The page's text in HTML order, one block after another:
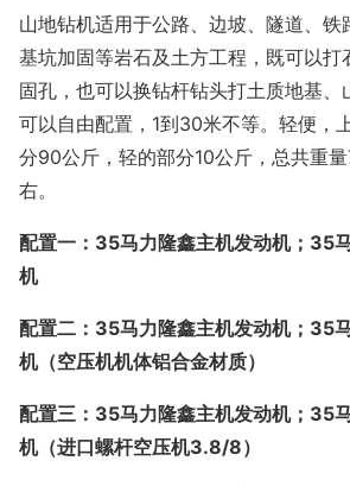
山地钻机适用于公路、边坡、隧道、铁
基坑加固等岩石及土方工程，既可以打
固孔，也可以换钻杆钻头打土质地基、
可以自由配置， 1到30米不等。轻便，
分90公斤，轻的部分10公斤，总共重
右。
配置一： 35马力隆鑫主机发动机；35
机
配置二： 35马力隆鑫主机发动机；35
机（空压机机体铝合金材质）
配置三： 35马力隆鑫主机发动机；35
机（进口螺杆空压机3.8/8）